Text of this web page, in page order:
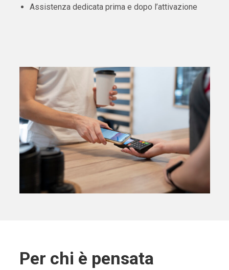
Assistenza dedicata prima e dopo l’attivazione
Per chi è pensata